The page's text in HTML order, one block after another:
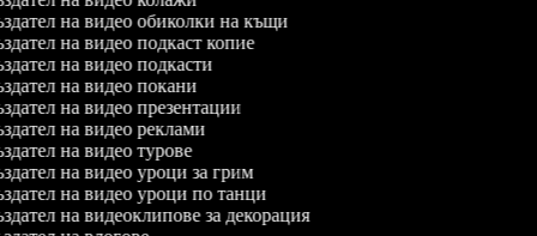
на видео обиколки на къщи
на видео подкаст копие
на видео подкасти
на видео покани
на видео презентации
на видео реклами
на видео турове
на видео уроци за грим
на видео уроци по танци
на видеоклипове за декорация